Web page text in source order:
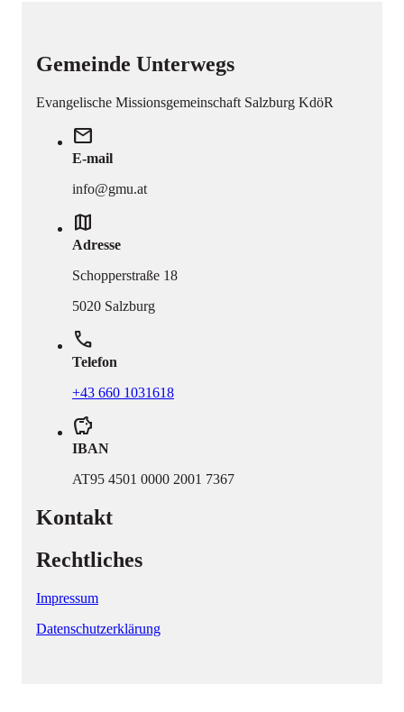
Gemeinde Unterwegs
Evangelische Missionsgemeinschaft Salzburg KdöR
mail
E-mail
info@gmu.at
map
Adresse
Schopperstraße 18
5020 Salzburg
phone
Telefon
+43 660 1031618
savings
IBAN
AT95 4501 0000 2001 7367
Kontakt
Rechtliches
Impressum
Datenschutzerklärung